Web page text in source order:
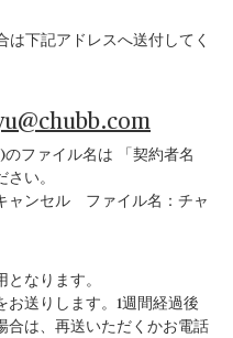
下記アドレスへ送付してく
ファイル名は 「契約者名
さい。
ャンセル ファイル名：チャ
なります。
送りします。1週間経過後
合は、再送いただくかお電話